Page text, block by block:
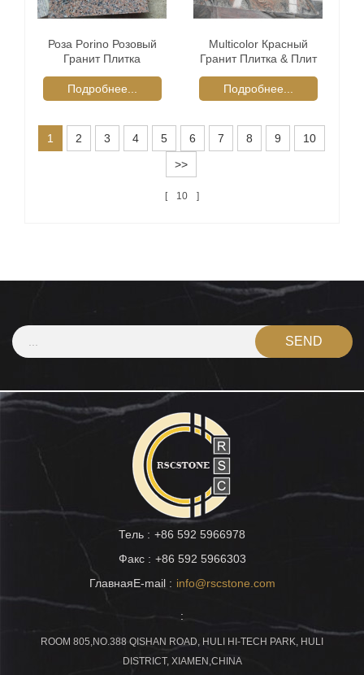
Роза Porino Розовый
Гранит Плитка
Подробнее...
Multicolor Красный
Гранит Плитка & Плит
Подробнее...
1 2 3 4 5 6 7 8 9
10
>>
10
Тель : +86 592 5966978
Факс : +86 592 5966303
ГлавнаяE-mail : info@rscstone.com
:
ROOM 805,NO.388 QISHAN ROAD, HULI HI-TECH PARK, HULI
DISTRICT, XIAMEN,CHINA